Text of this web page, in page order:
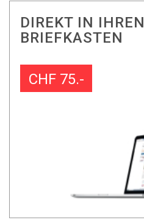
DIREKT IN IHREN
BRIEFKASTEN
CHF 75.-